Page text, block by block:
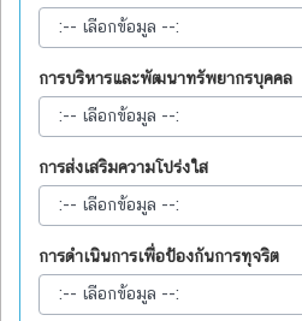
การบริหารและพัฒนาทรัพยากรบุคคล
การส่งเสริมความโปร่งใส
การดำเนินการเพื่อป้องกันการทุจริต